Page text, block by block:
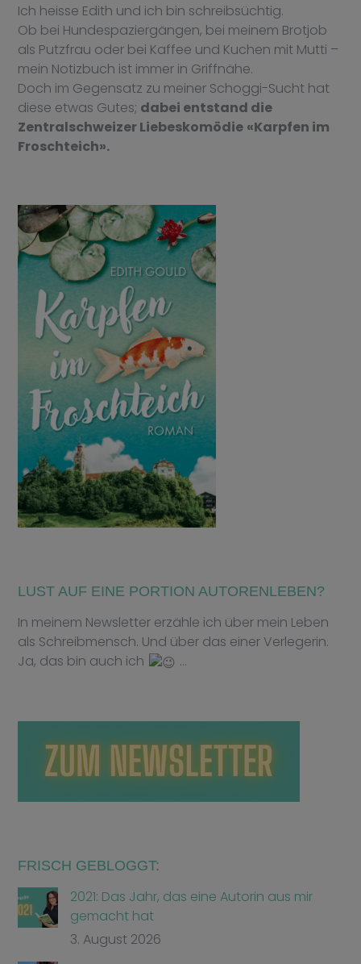
Ich heisse Edith und ich bin schreibsüchtig.
Ob bei Hundespaziergängen, bei meinem Brotjob
als Putzfrau oder bei Kaffee und Kuchen mit Mutti –
mein Notizbuch ist immer in Griffnähe.
Doch im Gegensatz zu meiner Schoggi-Sucht hat
diese etwas Gutes; dabei entstand die
Zentralschweizer Liebeskomödie «Karpfen im
Froschteich».
LUST AUF EINE PORTION AUTORENLEBEN?
In meinem Newsletter erzähle ich über mein Leben
als Schreibmensch. Und über das einer Verlegerin.
Ja, das bin auch ich
…
FRISCH GEBLOGGT:
2021: Das Jahr, das eine Autorin aus mir
gemacht hat
3. August 2026